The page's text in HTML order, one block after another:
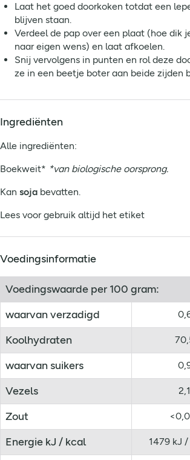
Laat het goed doorkoken totdat een
blijven staan.
Verdeel de pap over een plaat (hoe dik
naar eigen wens) en laat afkoelen.
Snij vervolgens in punten en rol deze
ze in een beetje boter aan beide zijden
Ingrediënten
Alle ingrediënten:
Boekweit* *van biologische oorsprong.
Kan soja bevatten.
Lees voor gebruik altijd het etiket
Voedingsinformatie
Voedingswaarde per 100 gram:
waarvan verzadigd
Koolhydraten
waarvan suikers
Vezels
Zout
Energie kJ / kcal 1479 kJ